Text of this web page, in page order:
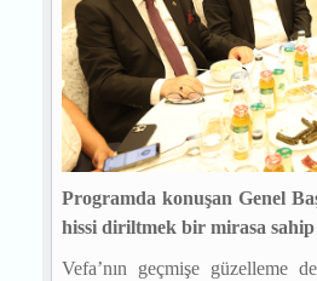
Programda konuşan Genel
hissi diriltmek bir mirasa
Vefa’nın geçmişe güzelleme